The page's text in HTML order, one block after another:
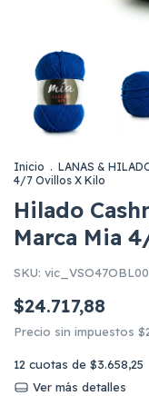
Inicio . LANAS &
4/7 Ovillos X Kilo
Hilado
Marca Mia
SKU:
$24.717,88
Precio sin impuestos
12 cuotas de $3.658,25
Ver más detalles